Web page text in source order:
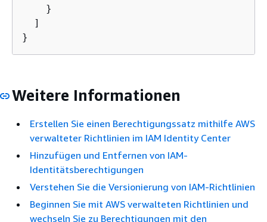
    }
  ]
}
Weitere Informationen
Erstellen Sie einen Berechtigungssatz mithilfe AWS
verwalteter Richtlinien im IAM Identity Center
Hinzufügen und Entfernen von IAM-
Identitätsberechtigungen
Verstehen Sie die Versionierung von IAM-Richtlinien
Beginnen Sie mit AWS verwalteten Richtlinien und
wechseln Sie zu Berechtigungen mit den